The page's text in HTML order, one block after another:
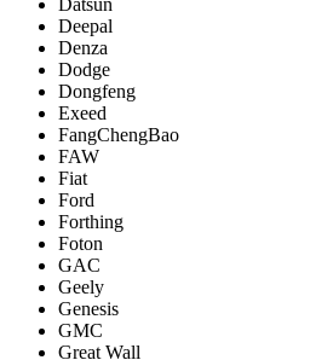
Datsun
Deepal
Denza
Dodge
Dongfeng
Exeed
FangChengBao
FAW
Fiat
Ford
Forthing
Foton
GAC
Geely
Genesis
GMC
Great Wall